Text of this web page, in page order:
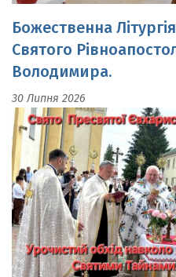
Володимира.
Свято Пресвятої